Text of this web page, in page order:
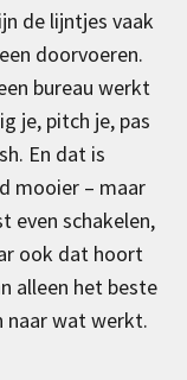
de lijntjes vaak
doorvoeren.
bureau werkt
je, pitch je, pas
En dat is
mooier – maar
even schakelen,
ook dat hoort
alleen het beste
naar wat werkt.